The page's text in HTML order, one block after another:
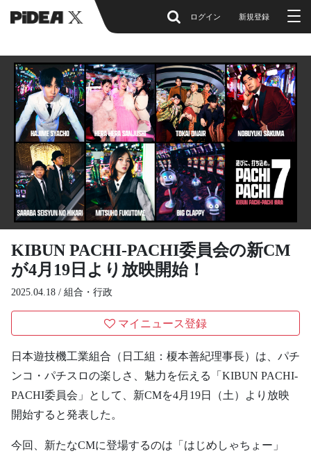
ログイン 新規登録
KIBUN PACHI-PACHI委員会の新CM
が4月19日より放映開始！
2025.04.18 / 組合・行政
マイニュース登録
日本遊技機工業組合（日工組：榎本善紀理事長）は、パチ
ンコ・パチスロの楽しさ、魅力を伝える「KIBUN PACHI-
PACHI委員会」として、新CMを4月19日（土）より放映
開始すると発表した。
今回、新たなCMに登場するのは「はじめしゃちょー」